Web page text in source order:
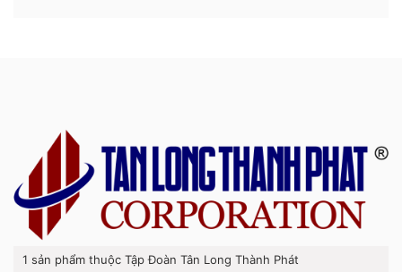
1 sản phẩm thuộc Tập Đoàn Tân Long Thành Phát